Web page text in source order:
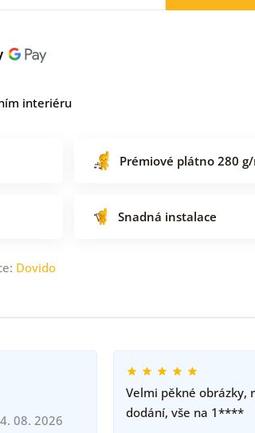
interiéru
Prémiové plátno 280 g/
Snadná instalace
Dovido
08. 2026
Velmi pěkné obrázky,
dodání, vše na 1****